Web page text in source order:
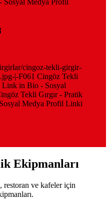
Medya Profil
cingoz-tekli-girgir-
|-F061 Cingöz Tekli
Link in Bio - Sosyal
Tekli Gırgır - Pratik
Medya Profil Linki
Ekipmanları
ve kafeler için